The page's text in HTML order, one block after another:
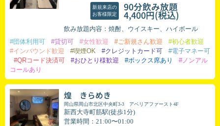
新規来店の
お客様限定
90分飲み放題
4,400円(税込)
飲み放題内容：焼酎、ウイスキー、ハイボール
#団体利用可 #貸切可 #女性歓迎 #ご新規さん歓迎
#初心者歓迎
#インバウンド歓迎
#喫煙OK #クレジットカード可
#電子マネー可
#QRコード決済可
#おひとり様歓迎 #ボックス席あり
#ノンアル
コールあり
煌 きらめき
岡山県岡山市北区中央町3-3 アベリアファースト4F
新西大寺町筋駅(徒歩1分)
営業時間：21:00〜01:00